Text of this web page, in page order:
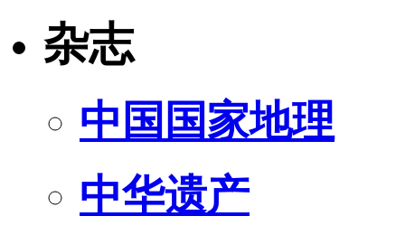
杂志
中国国家地理
中华遗产